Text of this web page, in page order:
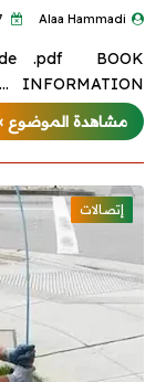
Alaa Hammadi
.pdf BOOK
INFORMATION …
مشاهدة الموضوع
إتصالات